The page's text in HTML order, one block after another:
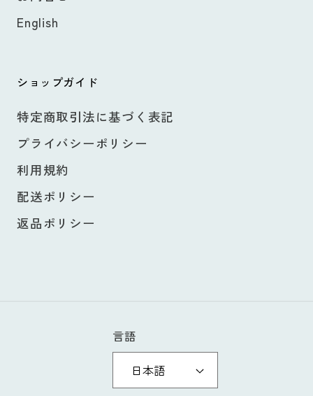
English
ショップガイド
特定商取引法に基づく表記
プライバシーポリシー
利用規約
配送ポリシー
返品ポリシー
言語
日本語